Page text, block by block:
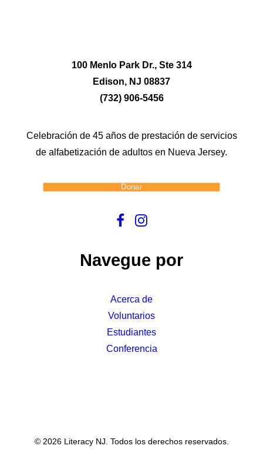
100 Menlo Park Dr., Ste 314
Edison, NJ 08837
(732) 906-5456
Celebración de 45 años de prestación de servicios
de alfabetización de adultos en Nueva Jersey.
Donar
Navegue por
Acerca de
Voluntarios
Estudiantes
Conferencia
© 2026 Literacy NJ. Todos los derechos reservados.